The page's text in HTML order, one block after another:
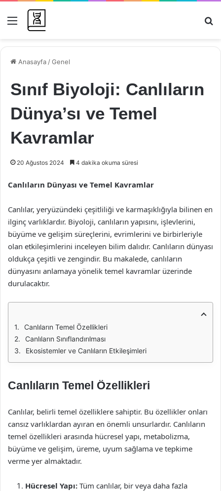
Menü
Anasayfa /Genel
Sınıf Biyoloji: Canlıların
Dünya’sı ve Temel
Kavramlar
20 Ağustos 2024 4 dakika okuma süresi
Canlıların Dünyası ve Temel Kavramlar
Canlılar, yeryüzündeki çeşitliliği ve karmaşıklığıyla bilinen en
ilginç varlıklardır. Biyoloji, canlıların yapısını, işlevlerini,
büyüme ve gelişim süreçlerini, evrimlerini ve birbirleriyle
olan etkileşimlerini inceleyen bilim dalıdır. Canlıların dünyası
oldukça çeşitli ve zengindir. Bu makalede, canlıların
dünyasını anlamaya yönelik temel kavramlar üzerinde
durulacaktır.
Canlıların Temel Özellikleri
Canlıların Sınıflandırılması
Ekosistemler ve Canlıların Etkileşimleri
Canlıların Temel Özellikleri
Canlılar, belirli temel özelliklere sahiptir. Bu özellikler onları
cansız varlıklardan ayıran en önemli unsurlardır. Canlıların
temel özellikleri arasında hücresel yapı, metabolizma,
büyüme ve gelişim, üreme, uyum sağlama ve tepkime
verme yer almaktadır.
Hücresel Yapı: Tüm canlılar, bir veya daha fazla